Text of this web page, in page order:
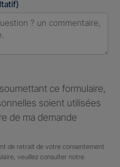
ce formulaire,
soient utilisées
de ma demande
de retrait de votre consentement
veuillez consulter notre